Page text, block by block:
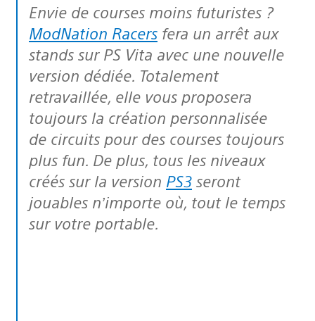
Envie de courses moins futuristes ?
ModNation Racers fera un arrêt aux
stands sur PS Vita avec une nouvelle
version dédiée. Totalement
retravaillée, elle vous proposera
toujours la création personnalisée
de circuits pour des courses toujours
plus fun. De plus, tous les niveaux
créés sur la version PS3 seront
jouables n’importe où, tout le temps
sur votre portable.